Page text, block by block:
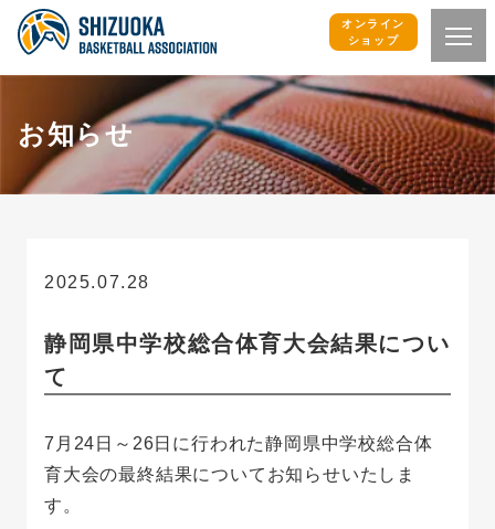
オンライン
ショップ
お知らせ
2025.07.28
静岡県中学校総合体育大会結果につい
て
7月24日～26日に行われた静岡県中学校総合体
育大会の最終結果についてお知らせいたしま
す。